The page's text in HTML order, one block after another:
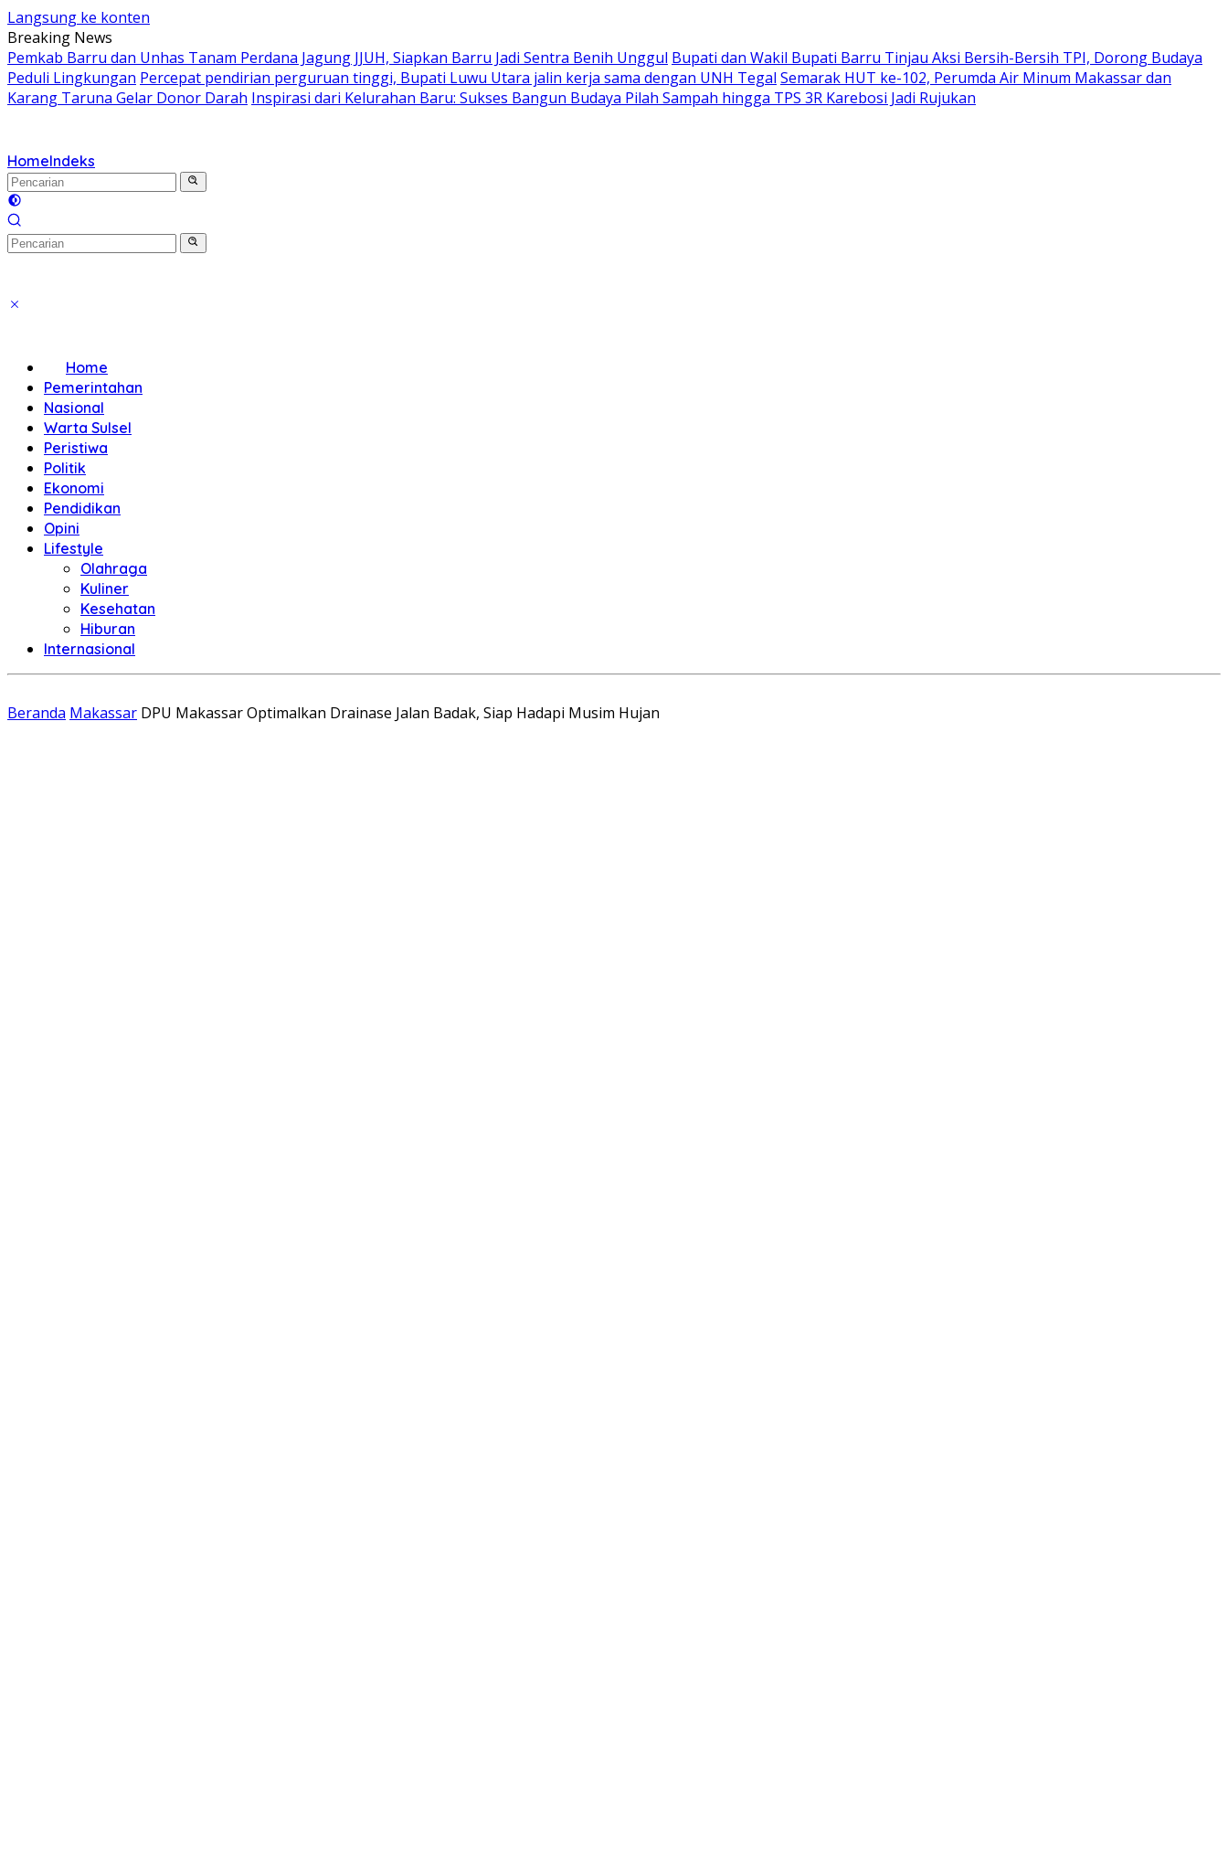
Langsung ke konten
Breaking News
Pemkab Barru dan Unhas Tanam Perdana Jagung JJUH, Siapkan Barru Jadi Sentra Benih Unggul Bupati dan Wakil Bupati Barru Tinjau Aksi Bersih-Bersih TPI, Dorong Budaya
Peduli Lingkungan Percepat pendirian perguruan tinggi, Bupati Luwu Utara jalin kerja sama dengan UNH Tegal Semarak HUT ke-102, Perumda Air Minum Makassar dan
Karang Taruna Gelar Donor Darah Inspirasi dari Kelurahan Baru: Sukses Bangun Budaya Pilah Sampah hingga TPS 3R Karebosi Jadi Rujukan
HomeIndeks
Home
Pemerintahan
Nasional
Warta Sulsel
Peristiwa
Politik
Ekonomi
Pendidikan
Opini
Lifestyle
Olahraga
Kuliner
Kesehatan
Hiburan
Internasional
Beranda Makassar DPU Makassar Optimalkan Drainase Jalan Badak, Siap Hadapi Musim Hujan